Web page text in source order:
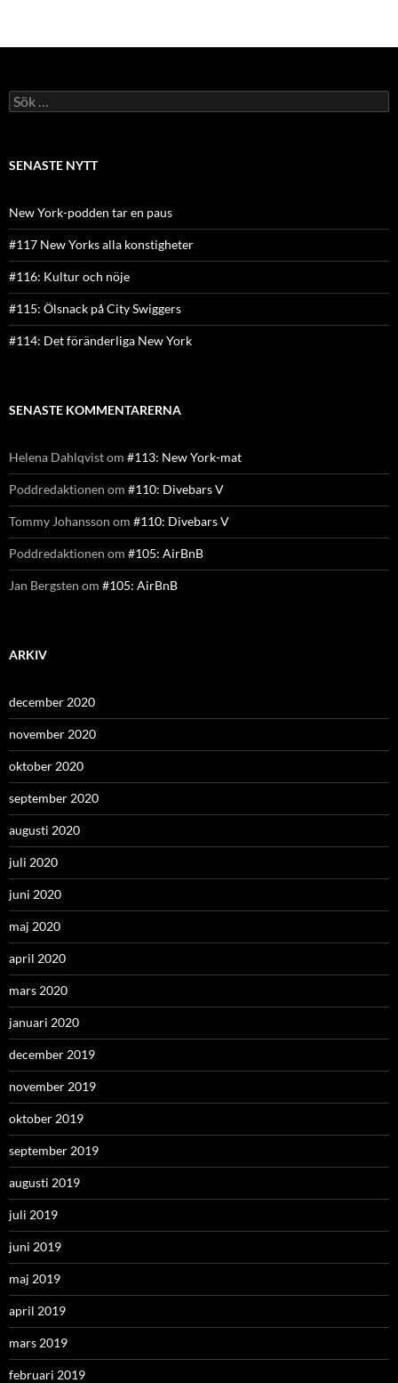
Sök
efter:
SENASTE NYTT
New York-podden tar en paus
#117 New Yorks alla konstigheter
#116: Kultur och nöje
#115: Ölsnack på City Swiggers
#114: Det föränderliga New York
SENASTE KOMMENTARERNA
Helena Dahlqvistom #113: New York-mat
Poddredaktionen om #110: Divebars V
Tommy Johansson om #110: Divebars V
Poddredaktionen om #105: AirBnB
Jan Bergsten om #105: AirBnB
ARKIV
december 2020
november 2020
oktober 2020
september 2020
augusti 2020
juli 2020
juni 2020
maj 2020
april 2020
mars 2020
januari 2020
december 2019
november 2019
oktober 2019
september 2019
augusti 2019
juli 2019
juni 2019
maj 2019
april 2019
mars 2019
februari 2019